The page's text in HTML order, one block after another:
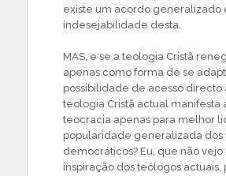
existe um acordo generalizado
indesejabilidade desta.
MAS, e se a teologia Cristã
apenas como forma de se
possibilidade de acesso directo
teologia Cristã actual manifesta
teocracia apenas para melhor
popularidade generalizada dos
democráticos? Eu, que não
inspiração dos teólogos actuais,